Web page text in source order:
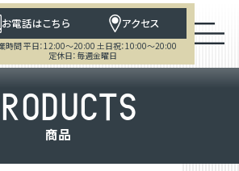
お電話はこちら アクセス
時間 平日：12:00～20:00 土日祝：10:00～20:00
定休日：毎週金曜日
ODUCTS
商品